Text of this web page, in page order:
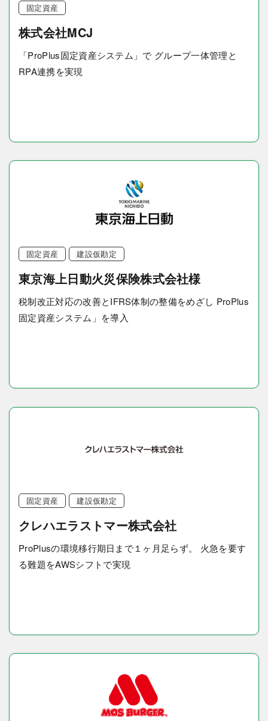
固定資産
株式会社MCJ
「ProPlus固定資産システム」で グループ一体管理と
RPA連携を実現
固定資産 建設仮勘定
東京海上日動火災保険株式会社様
税制改正対応の改善とIFRS体制の整備をめざし ProPlus
固定資産システム」を導入
固定資産 建設仮勘定
クレハエラストマー株式会社
ProPlusの環境移行期日まで１ヶ月足らず。 火急を要す
る難題をAWSシフトで実現